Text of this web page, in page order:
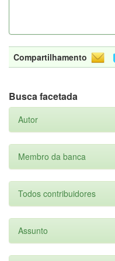
Compartilhamento
Busca facetada
Autor
Membro da banca
Todos contribuidores
Assunto